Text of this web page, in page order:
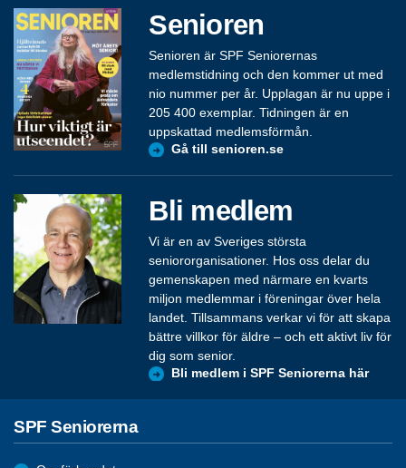
Senioren
Senioren är SPF Seniorernas
medlemstidning och den kommer ut med
nio nummer per år. Upplagan är nu uppe i
205 400 exemplar. Tidningen är en
uppskattad medlemsförmån.
Gå till senioren.se
Bli medlem
Vi är en av Sveriges största
seniororganisationer. Hos oss delar du
gemenskapen med närmare en kvarts
miljon medlemmar i föreningar över hela
landet. Tillsammans verkar vi för att skapa
bättre villkor för äldre – och ett aktivt liv för
dig som senior.
Bli medlem i SPF Seniorerna här
SPF Seniorerna